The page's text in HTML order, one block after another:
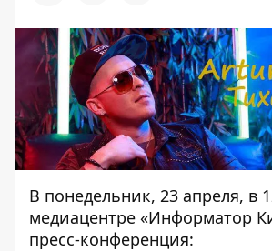
В понедельник, 23 апреля, в
медиацентре «Информатор
пресс-конференция: